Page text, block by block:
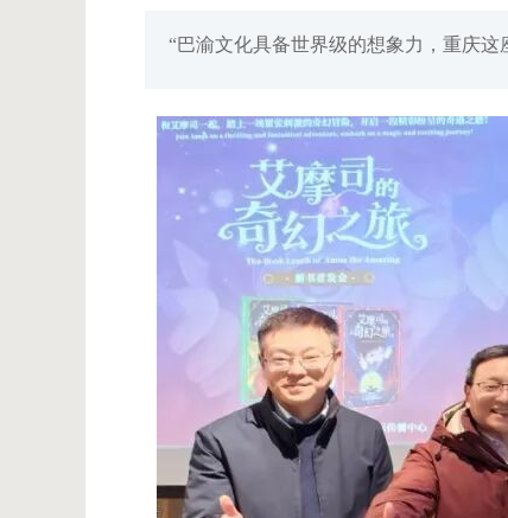
“巴渝文化具备世界级的想象力，重庆